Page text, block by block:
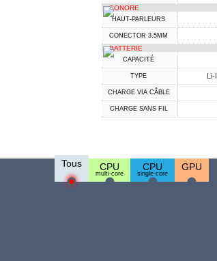
SONORE
HAUT-PARLEURS
CONECTOR 3,5MM
BATTERIE
CAPACITÉ
TYPE Li-
CHARGE VIA CÂBLE
CHARGE SANS FIL
Tous CPU
multi-core
CPU
single-core
GPU